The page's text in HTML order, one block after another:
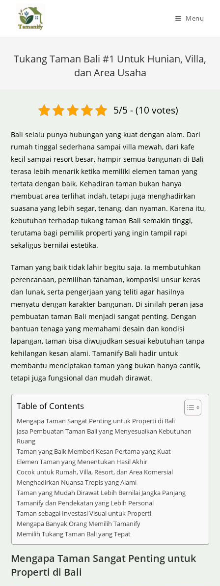
content
Menu
Tukang Taman Bali #1 Untuk Hunian, Villa,
dan Area Usaha
5/5 - (10 votes)
Bali selalu punya hubungan yang kuat dengan alam. Dari
rumah tinggal sederhana sampai villa mewah, dari kafe
kecil sampai resort besar, hampir semua bangunan di Bali
terasa lebih menarik ketika memiliki elemen taman yang
tertata dengan baik. Kehadiran taman bukan hanya
membuat area terlihat indah, tetapi juga menghadirkan
suasana yang lebih segar, tenang, dan nyaman. Karena itu,
kebutuhan terhadap tukang taman Bali semakin tinggi,
terutama bagi pemilik properti yang ingin tampil rapi
sekaligus bernilai estetika.
Taman yang baik tidak lahir begitu saja. Ia membutuhkan
perencanaan, pemilihan tanaman, komposisi unsur keras
dan lunak, serta pengerjaan yang teliti agar hasilnya
menyatu dengan karakter bangunan. Di sinilah peran jasa
pembuatan taman Bali menjadi sangat penting. Dengan
bantuan tenaga yang memahami desain dan kondisi
lapangan, taman bisa diwujudkan sesuai kebutuhan tanpa
kehilangan kesan alami. Tamanify Bali hadir untuk
membantu menciptakan taman yang bukan hanya cantik,
tetapi juga fungsional dan mudah dirawat.
Table of Contents
Mengapa Taman Sangat Penting untuk Properti di Bali
Jasa Pembuatan Taman Bali yang Menyesuaikan Kebutuhan
Ruang
Taman yang Baik Memberi Kesan Pertama yang Kuat
Elemen Taman yang Menentukan Hasil Akhir
Cocok untuk Rumah, Villa, Resort, dan Area Komersial
Menghadirkan Nuansa Tropis yang Alami
Taman yang Mudah Dirawat Lebih Bernilai Jangka Panjang
Tamanify dan Pendekatan yang Lebih Personal
Taman sebagai Investasi Visual untuk Properti
Mengapa Banyak Orang Memilih Tamanify
Memilih Tukang Taman Bali yang Tepat
Mengapa Taman Sangat Penting untuk
Properti di Bali